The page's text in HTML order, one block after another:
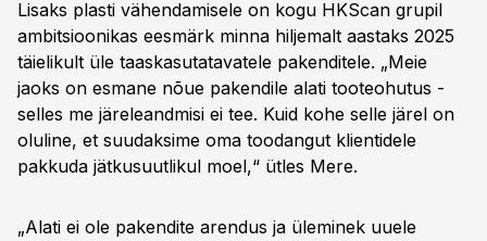
Lisaks plasti vähendamisele on kogu HKScan grupil
ambitsioonikas eesmärk minna hiljemalt aastaks 2025
täielikult üle taaskasutatavatele pakenditele. „Meie
jaoks on esmane nõue pakendile alati tooteohutus -
selles me järeleandmisi ei tee. Kuid kohe selle järel on
oluline, et suudaksime oma toodangut klientidele
pakkuda jätkusuutlikul moel,“ ütles Mere.
„Alati ei ole pakendite arendus ja üleminek uuele